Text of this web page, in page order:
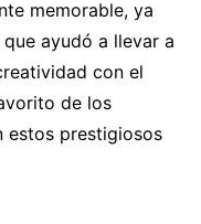
memorable, ya
ayudó a llevar a
con el
de los
estos prestigiosos